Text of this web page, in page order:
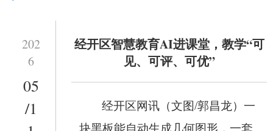
202
6
05
/1
经开区智慧教育AI进课堂，教学“可
见、可评、可优”
经开区网讯（文图/郭昌龙）一
块黑板能自动生成几何图形，一套